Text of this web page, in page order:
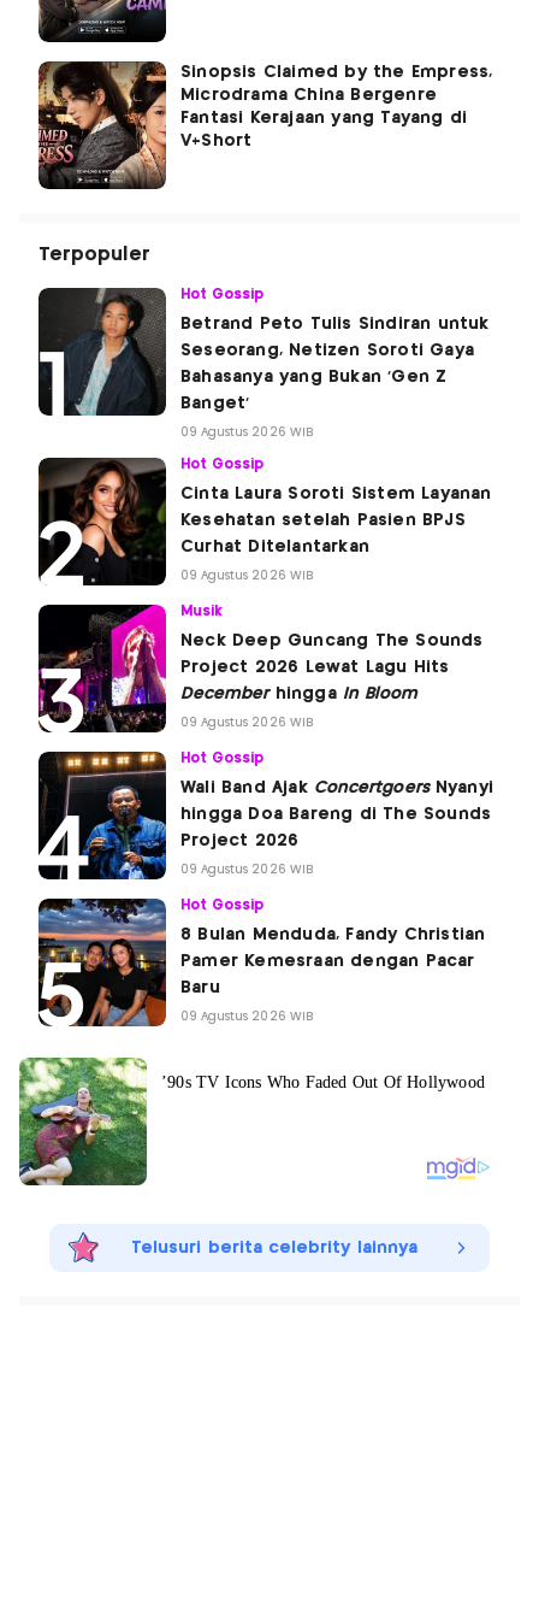
Sinopsis Claimed by the Empress,
Microdrama China Bergenre
Fantasi Kerajaan yang Tayang di
V+Short
Terpopuler
Hot Gossip
Betrand Peto Tulis Sindiran untuk
Seseorang, Netizen Soroti Gaya
Bahasanya yang Bukan 'Gen Z
Banget'
09 Agustus 2026 WIB
Hot Gossip
Cinta Laura Soroti Sistem Layanan
Kesehatan setelah Pasien BPJS
Curhat Ditelantarkan
09 Agustus 2026 WIB
Musik
Neck Deep Guncang The Sounds
Project 2026 Lewat Lagu Hits
Decemberhingga In Bloom
09 Agustus 2026 WIB
Hot Gossip
Wali Band Ajak ConcertgoersNyanyi
hingga Doa Bareng di The Sounds
Project 2026
09 Agustus 2026 WIB
Hot Gossip
8 Bulan Menduda, Fandy Christian
Pamer Kemesraan dengan Pacar
Baru
09 Agustus 2026 WIB
Telusuri berita celebrity lainnya